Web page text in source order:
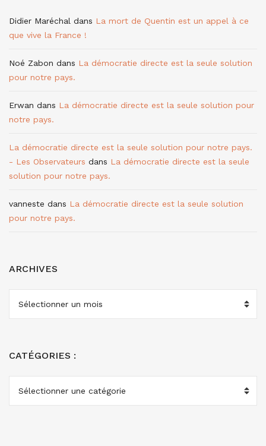
Didier Maréchal dans La mort de Quentin est un appel à ce
que vive la France !
Noé Zabon dans La démocratie directe est la seule solution
pour notre pays.
Erwan dans La démocratie directe est la seule solution pour
notre pays.
La démocratie directe est la seule solution pour notre pays.
- Les Observateurs dans La démocratie directe est la seule
solution pour notre pays.
vanneste dans La démocratie directe est la seule solution
pour notre pays.
ARCHIVES
ARCHIVES
CATÉGORIES :
CATÉGORIES